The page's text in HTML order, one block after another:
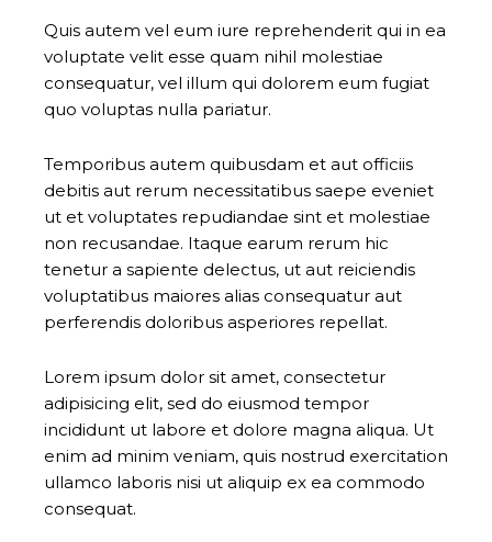
Quis autem vel eum iure reprehenderit qui in ea
voluptate velit esse quam nihil molestiae
consequatur, vel illum qui dolorem eum fugiat
quo voluptas nulla pariatur.
Temporibus autem quibusdam et aut officiis
debitis aut rerum necessitatibus saepe eveniet
ut et voluptates repudiandae sint et molestiae
non recusandae. Itaque earum rerum hic
tenetur a sapiente delectus, ut aut reiciendis
voluptatibus maiores alias consequatur aut
perferendis doloribus asperiores repellat.
Lorem ipsum dolor sit amet, consectetur
adipisicing elit, sed do eiusmod tempor
incididunt ut labore et dolore magna aliqua. Ut
enim ad minim veniam, quis nostrud exercitation
ullamco laboris nisi ut aliquip ex ea commodo
consequat.